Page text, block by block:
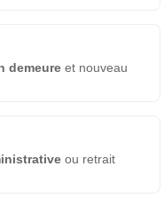
demeure et nouveau
ou retrait